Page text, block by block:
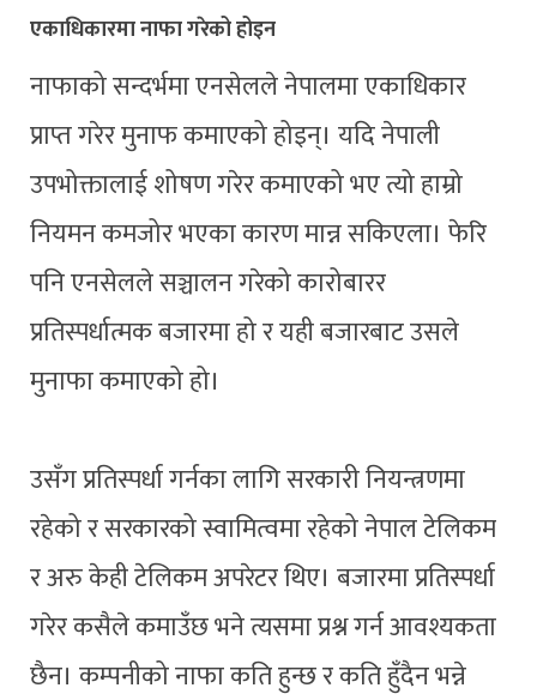
एकाधिकारमा नाफा गरेको होइन
नाफाको सन्दर्भमा एनसेलले नेपालमा एकाधिकार
प्राप्त गरेर मुनाफ कमाएको होइन्। यदि नेपाली
उपभोक्तालाई शोषण गरेर कमाएको भए त्यो हाम्रो
नियमन कमजोर भएका कारण मान्न सकिएला। फेरि
पनि एनसेलले सञ्चालन गरेको कारोबारर
प्रतिस्पर्धात्मक बजारमा हो र यही बजारबाट उसले
मुनाफा कमाएको हो।
उसँग प्रतिस्पर्धा गर्नका लागि सरकारी नियन्त्रणमा
रहेको र सरकारको स्वामित्वमा रहेको नेपाल टेलिकम
र अरु केही टेलिकम अपरेटर थिए। बजारमा प्रतिस्पर्धा
गरेर कसैले कमाउँछ भने त्यसमा प्रश्न गर्न आवश्यकता
छैन। कम्पनीको नाफा कति हुन्छ र कति हुँदैन भन्ने